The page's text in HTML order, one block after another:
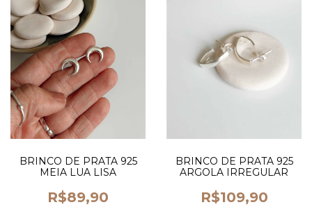
BRINCO DE PRATA 925
MEIA LUA LISA
R$89,90
BRINCO DE PRATA 925
ARGOLA IRREGULAR
R$109,90